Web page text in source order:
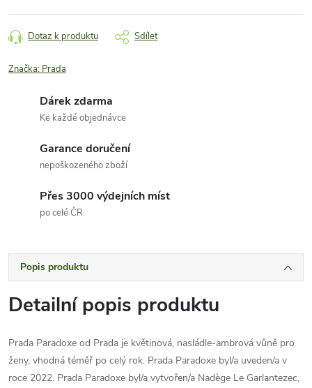
Dotaz k produktu Sdílet
Značka: Prada
Dárek zdarma
Ke každé objednávce
Garance doručení
nepoškozeného zboží
Přes 3000 výdejních míst
po celé ČR
Popis produktu
Detailní popis produktu
Prada Paradoxe od Prada je květinová, nasládle-ambrová vůně pro
ženy, vhodná téměř po celý rok. Prada Paradoxe byl/a uveden/a v
roce 2022. Prada Paradoxe byl/a vytvořen/a Nadège Le Garlantezec,